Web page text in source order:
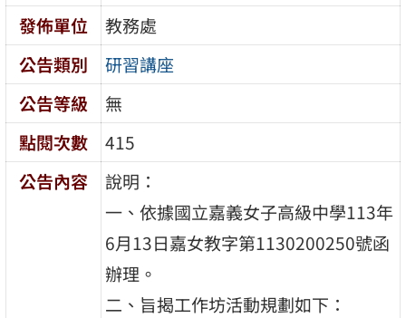
發佈單位
教務處
公告類別
研習講座
公告等級
無
點閱次數
415
公告內容
說明：
一、依據國立嘉義女子高級中學113年
6月13日嘉女教字第1130200250號函
辦理。
二、旨揭工作坊活動規劃如下：